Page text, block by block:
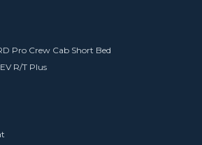
Pro Crew Cab Short Bed
R/T Plus